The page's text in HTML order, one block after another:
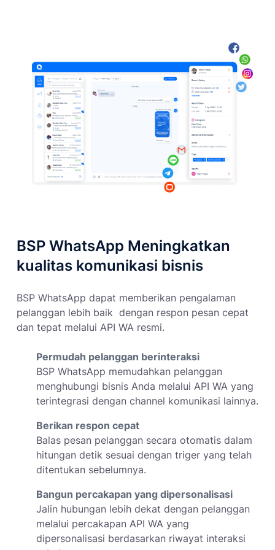
BSP WhatsApp Meningkatkan
kualitas komunikasi bisnis
BSP WhatsApp dapat memberikan pengalaman
pelanggan lebih baik dengan respon pesan cepat
dan tepat melalui API WA resmi.
Permudah pelanggan berinteraksi
BSP WhatsApp memudahkan pelanggan
menghubungi bisnis Anda melalui API WA yang
terintegrasi dengan channel komunikasi lainnya.
Berikan respon cepat
Balas pesan pelanggan secara otomatis dalam
hitungan detik sesuai dengan triger yang telah
ditentukan sebelumnya.
Bangun percakapan yang dipersonalisasi
Jalin hubungan lebih dekat dengan pelanggan
melalui percakapan API WA yang
dipersonalisasi berdasarkan riwayat interaksi